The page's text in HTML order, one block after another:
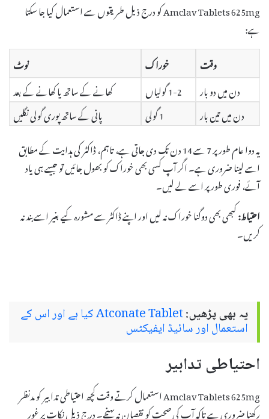
Amclav Tablets 625mg کو درج ذیل طریقوں سے استعمال کیا جا سکتا
ہے:
وقت
خوراک
نوٹ
دن میں دو بار
1-2 گولیاں
کھانے کے ساتھ یا کھانے کے بعد
دن میں تین بار
1 گولی
پانی کے ساتھ پوری گولی نگلیں
یہ دوا عام طور پر 7 سے 14 دن تک دی جاتی ہے، تاہم، ڈاکٹر کی ہدایت کے مطابق
اسے لینا ضروری ہے۔ اگر آپ کسی بھی خوراک کو بھول جائیں تو جیسے ہی یاد
آئے، فوری طور پر اسے لے لیں۔
احتیاط:کبھی بھی دوگنا خوراک نہ لیں اور اپنے ڈاکٹر سے مشورہ کیے بغیر اسے بند نہ
کریں۔
یہ بھی پڑھیں: Atconate Tablet کیا ہے اور اس کے
استعمال اور سائیڈ ایفیکٹس
احتیاطی تدابیر
Amclav Tablets 625mg استعمال کرتے وقت کچھ احتیاطی تدابیر کو مدنظر
رکھنا ضروری ہے تاکہ آپ کی صحت کو نقصان نہ پہنچے۔ درج ذیل نکات پر غور